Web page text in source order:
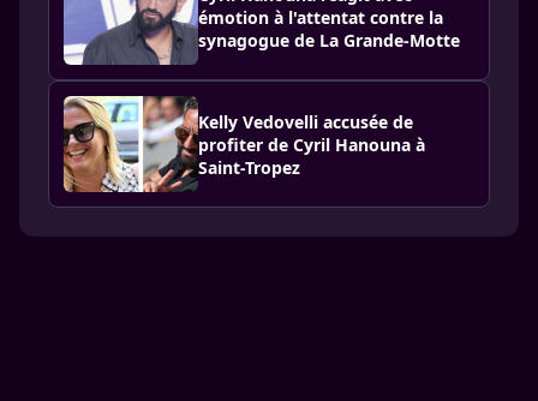
émotion à l'attentat contre la
synagogue de La Grande-Motte
Kelly Vedovelli accusée de
profiter de Cyril Hanouna à
Saint-Tropez